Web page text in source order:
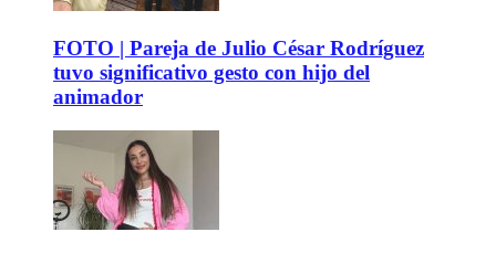
FOTO | Pareja de Julio César Rodríguez
tuvo significativo gesto con hijo del
animador